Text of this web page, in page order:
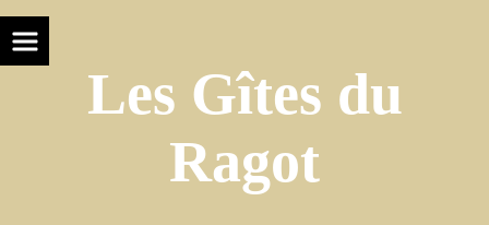
Les Gîtes du
Ragot